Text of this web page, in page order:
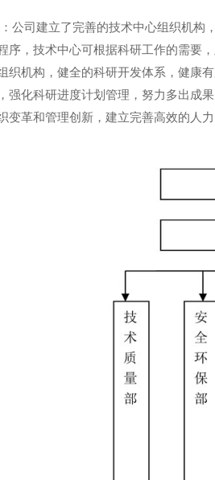
公司建立了完善的技术中心组织机构
序，技术中心可根据科研工作的需要
织机构，健全的科研开发体系，健康
强化科研进度计划管理，努力多出成
变革和管理创新，建立完善高效的人